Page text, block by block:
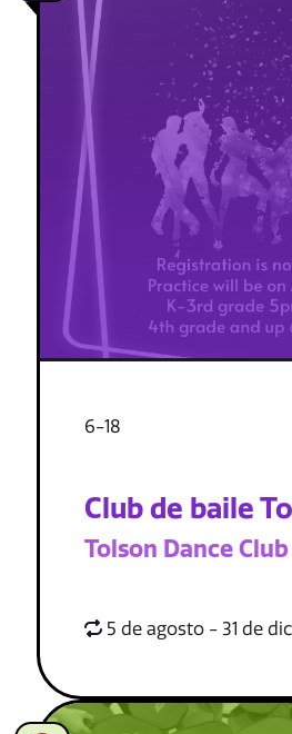
6-18
Club de baile
Tolson Dance Club
5 de agosto - 31 de